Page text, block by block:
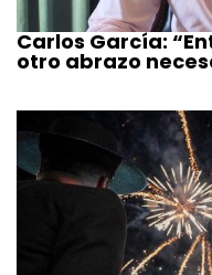
Carlos García:
otro abrazo